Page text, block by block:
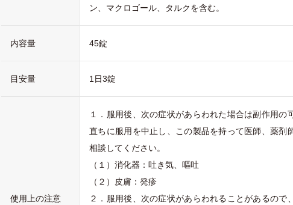
ン、マクロゴール、タルクを含む。
内容量 45錠
目安量 1日3錠
使用上の注意
１．服用後、次の症状があらわれた場合は副作用の
直ちに服用を中止し、この製品を持って医師、薬剤
相談してください。
（１）消化器：吐き気、嘔吐
（２）皮膚：発疹
２．服用後、次の症状があらわれることがあるので